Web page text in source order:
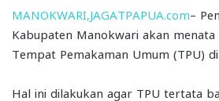
MANOKWARI,JAGATPAPUA.com–
Kabupaten Manokwari akan
Tempat Pemakaman Umum (TPU)
Hal ini dilakukan agar TPU tertata